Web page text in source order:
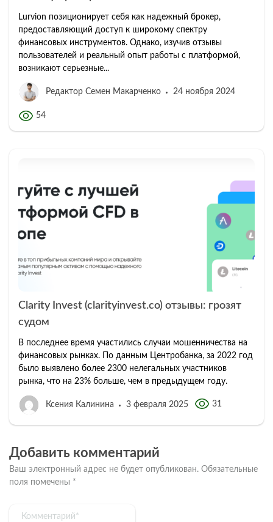
Lurvion позиционирует себя как надежный брокер,
предоставляющий доступ к широкому спектру
финансовых инструментов. Однако, изучив отзывы
пользователей и реальный опыт работы с платформой,
возникают серьезные...
Редактор Семен Макарченко 24 ноября 2024
54
Clarity Invest (clarityinvest.co) отзывы: грозят
судом
В последнее время участились случаи мошенничества на
финансовых рынках. По данным Центробанка, за 2022 год
было выявлено более 2300 нелегальных участников
рынка, что на 23% больше, чем в предыдущем году.
Ксения Калинина 3 февраля 2025 31
Добавить комментарий
Ваш электронный адрес не будет опубликован. Обязательные
поля помечены *